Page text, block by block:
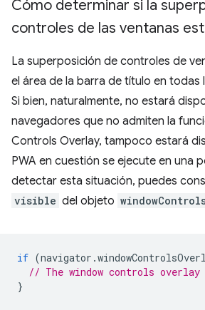
Cómo determinar si la
controles de las ventanas
La superposición de controles de
el área de la barra de título en todas
Si bien, naturalmente, no estará
navegadores que no admiten la
Controls Overlay, tampoco estará
PWA en cuestión se ejecute en una
detectar esta situación, puedes
visible del objeto
if (navigator .
// The window controls
}